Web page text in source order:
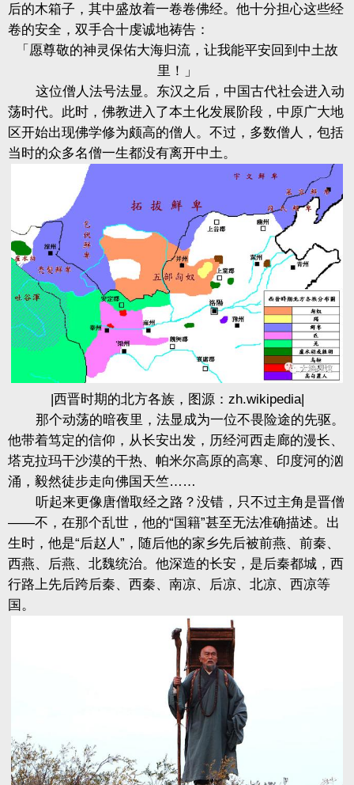
后的木箱子，其中盛放着一卷卷佛经。他十分担心这些经
卷的安全，双手合十虔诚地祷告：
「愿尊敬的神灵保佑大海归流，让我能平安回到中土故
里！」
这位僧人法号法显。东汉之后，中国古代社会进入动
荡时代。此时，佛教进入了本土化发展阶段，中原广大地
区开始出现佛学修为颇高的僧人。不过，多数僧人，包括
当时的众多名僧一生都没有离开中土。
|西晋时期的北方各族，图源：zh.wikipedia|
那个动荡的暗夜里，法显成为一位不畏险途的先驱。
他带着笃定的信仰，从长安出发，历经河西走廊的漫长、
塔克拉玛干沙漠的干热、帕米尔高原的高寒、印度河的汹
涌，毅然徒步走向佛国天竺……
听起来更像唐僧取经之路？没错，只不过主角是晋僧
——不，在那个乱世，他的“国籍”甚至无法准确描述。出
生时，他是“后赵人”，随后他的家乡先后被前燕、前秦、
西燕、后燕、北魏统治。他深造的长安，是后秦都城，西
行路上先后跨后秦、西秦、南凉、后凉、北凉、西凉等
国。